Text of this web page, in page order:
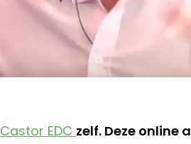
Castor EDC zelf. Deze online